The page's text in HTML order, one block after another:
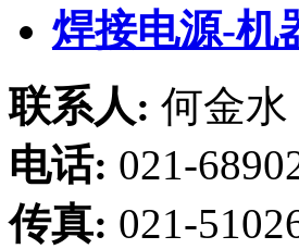
焊接电源-机
联系人: 何金水
电话: 021-
传真: 021-